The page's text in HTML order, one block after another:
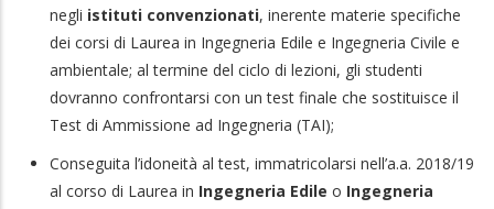
negli istituti convenzionati, inerente materie specifiche
dei corsi di Laurea in Ingegneria Edile e Ingegneria Civile e
ambientale; al termine del ciclo di lezioni, gli studenti
dovranno confrontarsi con un test finale che sostituisce il
Test di Ammissione ad Ingegneria (TAI);
Conseguita l’idoneità al test, immatricolarsi nell’a.a. 2018/19
al corso di Laurea in Ingegneria Edile o Ingegneria